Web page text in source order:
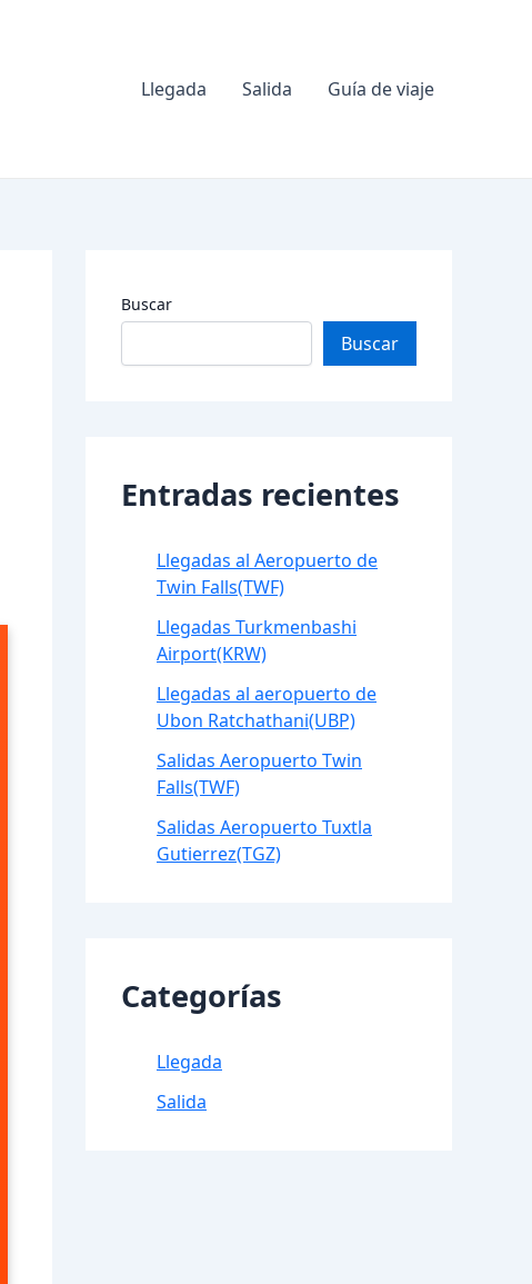
Llegada Salida Guía de viaje
Buscar
Buscar
Entradas recientes
Llegadas al Aeropuerto de
Twin Falls(TWF)
Llegadas Turkmenbashi
Airport(KRW)
Llegadas al aeropuerto de
Ubon Ratchathani(UBP)
Salidas Aeropuerto Twin
Falls(TWF)
Salidas Aeropuerto Tuxtla
Gutierrez(TGZ)
Categorías
Llegada
Salida